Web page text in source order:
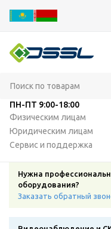
ПН-ПТ 9:00-18:00
Физическим лицам
Юридическим лицам
Сервис и поддержка
Нужна
оборудования?
Заказать обратный